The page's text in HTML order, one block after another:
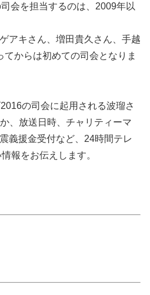
会を担当するのは、2009年以
アキさん、増田貴久さん、手越
からは初めての司会となりま
の司会に起用される波瑠さ
、放送日時、チャリティーマ
義援金受付など、24時間テレ
報をお伝えします。